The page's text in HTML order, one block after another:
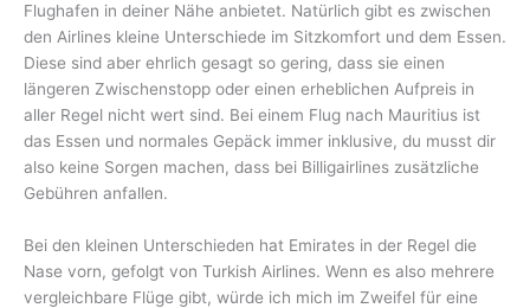
Flughafen in deiner Nähe anbietet. Natürlich gibt es zwischen
den Airlines kleine Unterschiede im Sitzkomfort und dem Essen.
Diese sind aber ehrlich gesagt so gering, dass sie einen
längeren Zwischenstopp oder einen erheblichen Aufpreis in
aller Regel nicht wert sind. Bei einem Flug nach Mauritius ist
das Essen und normales Gepäck immer inklusive, du musst dir
also keine Sorgen machen, dass bei Billigairlines zusätzliche
Gebühren anfallen.
Bei den kleinen Unterschieden hat Emirates in der Regel die
Nase vorn, gefolgt von Turkish Airlines. Wenn es also mehrere
vergleichbare Flüge gibt, würde ich mich im Zweifel für eine